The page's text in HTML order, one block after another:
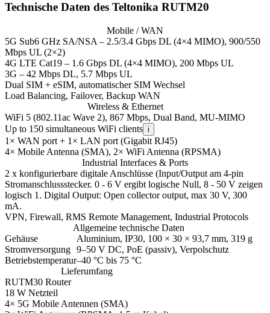
Technische Daten des Teltonika RUTM20
Mobile / WAN
5G Sub6 GHz SA/NSA – 2.5/3.4 Gbps DL (4×4 MIMO), 900/550
Mbps UL (2×2)
4G LTE Cat19 – 1.6 Gbps DL (4×4 MIMO), 200 Mbps UL
3G – 42 Mbps DL, 5.7 Mbps UL
Dual SIM + eSIM, automatischer SIM Wechsel
Load Balancing, Failover, Backup WAN
Wireless & Ethernet
WiFi 5 (802.11ac Wave 2), 867 Mbps, Dual Band, MU-MIMO
Up to 150 simultaneous WiFi clients i
1× WAN port + 1× LAN port (Gigabit RJ45)
4× Mobile Antenna (SMA), 2× WiFi Antenna (RPSMA)
Industrial Interfaces & Ports
2 x konfigurierbare digitale Anschlüsse (Input/Output am 4-pin
Stromanschlussstecker. 0 - 6 V ergibt logische Null, 8 - 50 V zeigen
logisch 1. Digital Output: Open collector output, max 30 V, 300
mA.
VPN, Firewall, RMS Remote Management, Industrial Protocols
Allgemeine technische Daten
Gehäuse
Aluminium, IP30, 100 × 30 × 93,7 mm, 319 g
Stromversorgung 9–50 V DC, PoE (passiv), Verpolschutz
Betriebstemperatur–40 °C bis 75 °C
Lieferumfang
RUTM30 Router
18 W Netzteil
4× 5G Mobile Antennen (SMA)